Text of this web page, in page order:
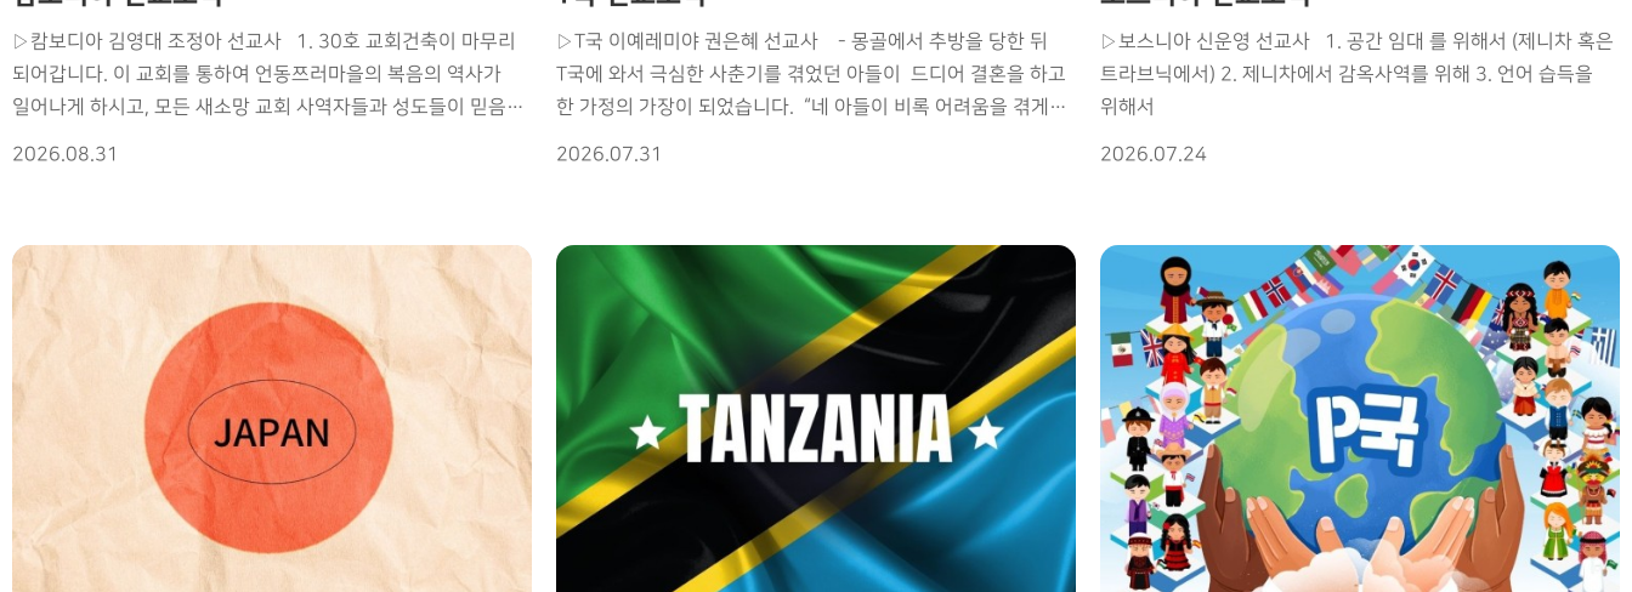
▷캄보디아 김영대 조정아 선교사 1. 30호 교회건축이 마무리
되어갑니다. 이 교회를 통하여 언동쯔러마을의 복음의 역사가
일어나게 하시고, 모든 새소망 교회 사역자들과 성도들이 믿음의
참여하는 모든 이들이 영적 지도자로 성장하게 하옵소서 4.
올네이션 학교에 13일~17일까지 영어캠프가 있습니다. 모든
학생들이 실력과 믿음이 성장하게 하소서. 5. 캄보디아에
남반구 독감이 확산되고 있습니다. 질병으로 고통받는 모든
이들을 불쌍히 여기시고 속히 회복되게 하소서 6. 김영대
조정아(성훈, 성빈) 선교사 가정이 날마다 하나님의 마음을
느끼며, 하나님 손에 붙들려 세계 선교에 쓰임받는 가정 되게
하소서. 7. 동역하는 모든 교회와 성도님에게 세미한 음성으로
날마다 위로하시고, 축복하셔서 함께 세계 선교 마무리를 하게
하옵소서.
2026.08.31
▷T국 이예레미야 권은혜 선교사 - 몽골에서 추방을 당한 뒤
T국에 와서 극심한 사춘기를 겪었던 아들이 드디어 결혼을 하고
한 가정의 가장이 되었습니다. “네 아들이 비록 어려움을 겪게
앞으로 신학대학원에서 공부하고 선교사가 되기를 소망하는
아들 부부를 위해 기도를 부탁드립니다. - 7명의 몽골인
선교사들과 4명의 선교사 자녀들이 T국에서 T국인을 대상으로
복음 전파와 교회 개척사역을 하고 있습니다. 1990년 닫혔던
몽골 복음의 문이 열린 후 몽골 땅에 놀라운 변화가
시작되었습니다. 그리고 오늘 그 은혜를 입은 몽골인들이 T국을
위해 자신의 삶을 드리고 있습니다. 하지만 안타깝게도 아직
재정적 자립도가 낮은 몽골 교회는 파송한 선교사들을 온전히
지원하는데 현실적인 어려움을 겪고 있습니다. 몽골
교회가 선교자립을 이룰 때까지 몽골인 선교사들이 사역을
2026.07.31
▷보스니아 신운영 선교사 1. 공간 임대 를 위해서 (제니차 혹은
트라브닉에서) 2. 제니차에서 감옥사역를 위해 3. 언어 습득을
위해서
2026.07.24